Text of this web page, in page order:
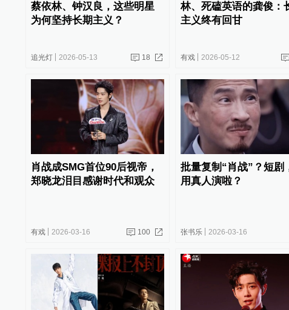
蔡依林、钟汉良，这些明星
为何坚持长期主义？
追光灯 2026-05-13 18
林、死磕英语的龚俊：
主义终有回甘
有戏 2026-05-12
肖战成SMG首位90后视帝，
郑晓龙泪目感谢时代和观众
有戏 2026-03-16 100
批量复制“肖战”？短剧
用真人演啦？
张书乐 2026-03-16